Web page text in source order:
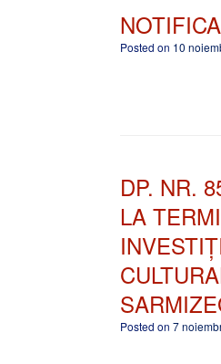
Posted on 10
DP. NR.
LA
Posted on 7